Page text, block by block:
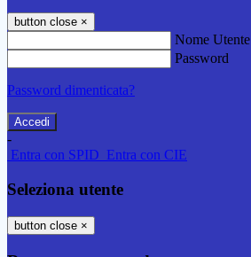
button close ×
Nome Utente
Password
Password dimenticata?
-
Entra con SPID Entra con CIE
Seleziona utente
button close ×